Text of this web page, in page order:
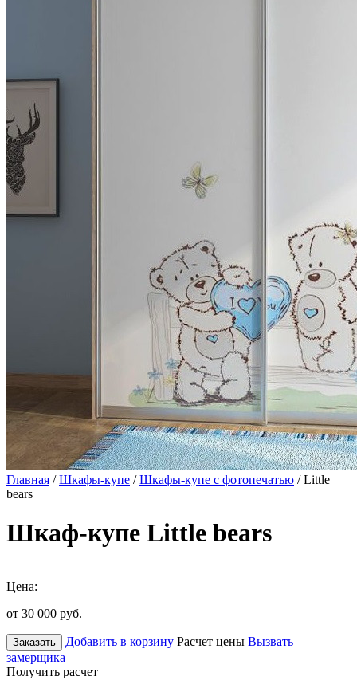
Главная /Шкафы-купе /Шкафы-купе с фотопечатью / Little
bears
Шкаф-купе Little bears
Цена:
от 30 000 руб.
Заказать Добавить в корзину Расчет цены Вызвать
замерщика
Получить расчет